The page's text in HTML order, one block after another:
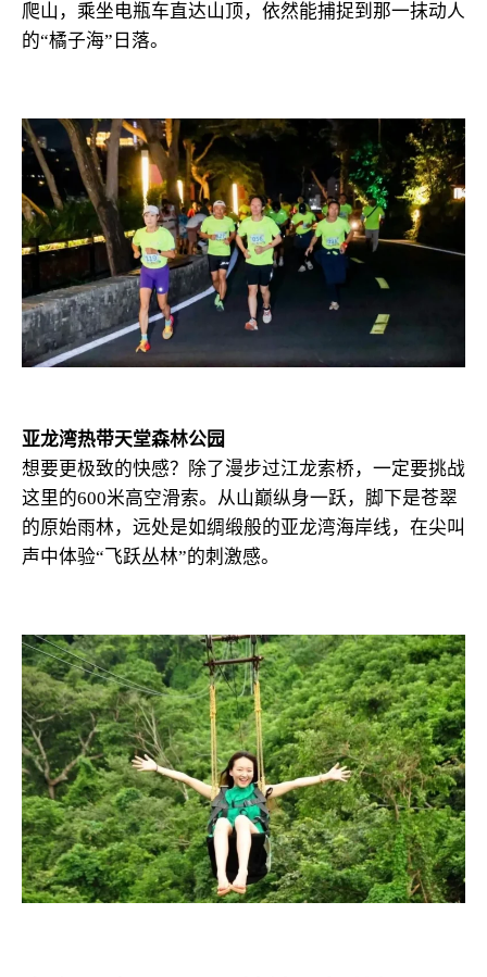
爬山，乘坐电瓶车直达山顶，依然能捕捉到那一抹动人
的“橘子海”日落。
亚龙湾热带天堂森林公园
想要更极致的快感？除了漫步过江龙索桥，一定要挑战
这里的600米高空滑索。从山巅纵身一跃，脚下是苍翠
的原始雨林，远处是如绸缎般的亚龙湾海岸线，在尖叫
声中体验“飞跃丛林”的刺激感。